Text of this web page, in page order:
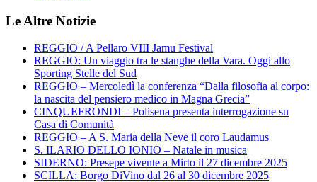
Le Altre Notizie
REGGIO / A Pellaro VIII Jamu Festival
REGGIO: Un viaggio tra le stanghe della Vara. Oggi allo
Sporting Stelle del Sud
REGGIO – Mercoledì la conferenza “Dalla filosofia al corpo:
la nascita del pensiero medico in Magna Grecia”
CINQUEFRONDI – Polisena presenta interrogazione su
Casa di Comunità
REGGIO – A S. Maria della Neve il coro Laudamus
S. ILARIO DELLO IONIO – Natale in musica
SIDERNO: Presepe vivente a Mirto il 27 dicembre 2025
SCILLA: Borgo DiVino dal 26 al 30 dicembre 2025